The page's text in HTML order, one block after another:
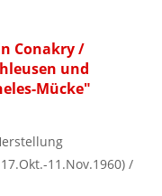
Conakry /
und
Mücke"
11.Nov.1960) /